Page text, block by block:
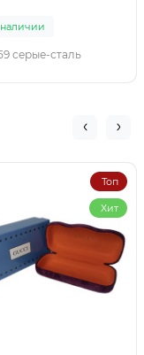
наличии
серые-сталь
Топ
Хит